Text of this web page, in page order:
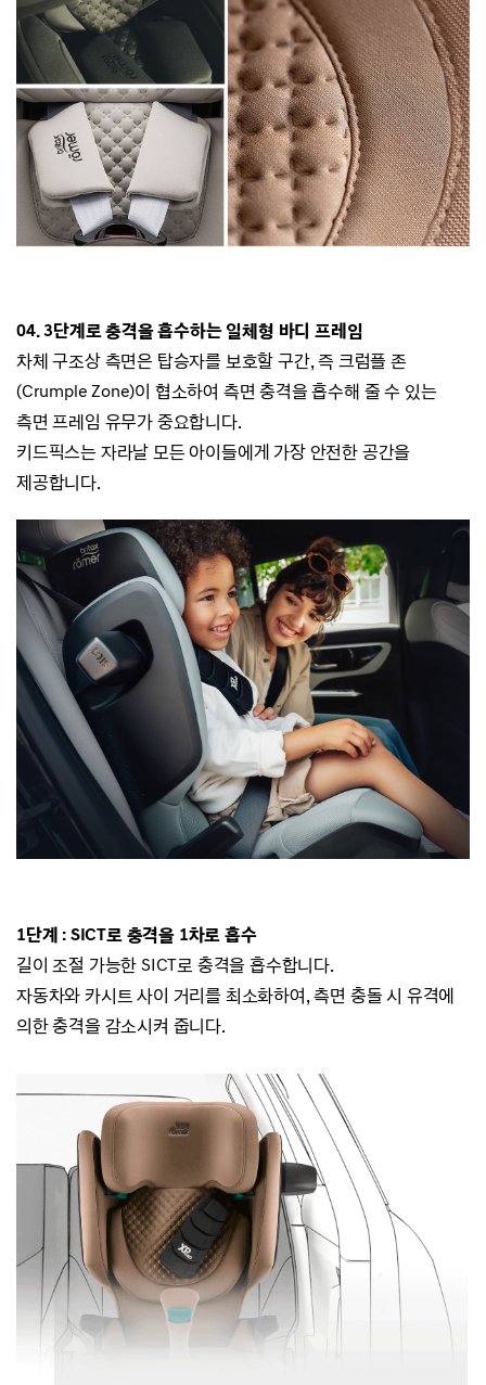
04. 3단계로 충격을 흡수하는 일체형 바디 프레임
차체 구조상 측면은 탑승자를 보호할 구간, 즉 크럼플 존
(Crumple Zone)이 협소하여 측면 충격을 흡수해 줄 수 있는
측면 프레임 유무가 중요합니다.
키드픽스는 자라날 모든 아이들에게 가장 안전한 공간을
제공합니다.
1단계 : SICT로 충격을 1차로 흡수
길이 조절 가능한 SICT로 충격을 흡수합니다.
자동차와 카시트 사이 거리를 최소화하여,측면 충돌 시 유격에
의한 충격을 감소시켜 줍니다.